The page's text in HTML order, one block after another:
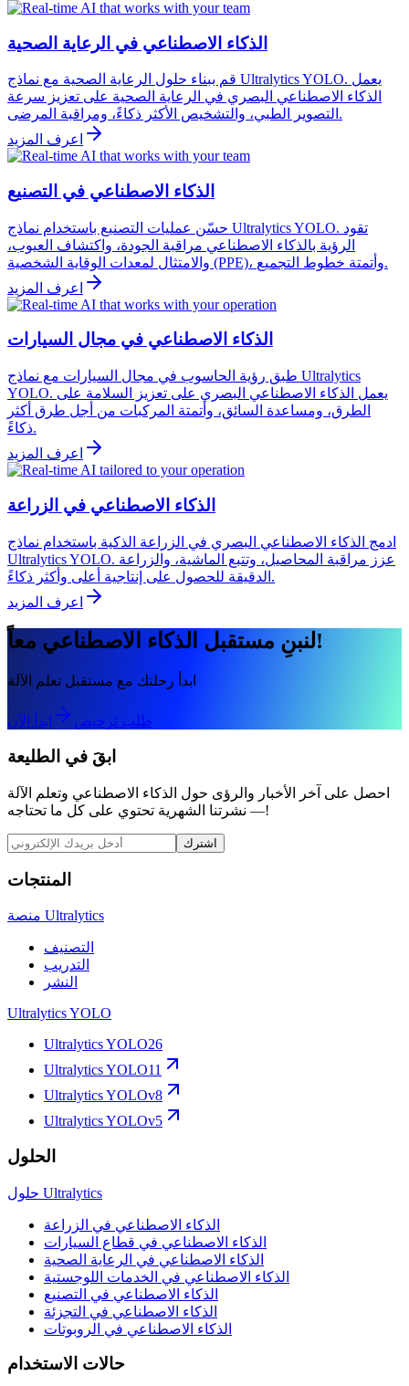
الذكاء الاصطناعي في الرعاية الصحية
قم ببناء حلول الرعاية الصحية مع نماذج Ultralytics YOLO. يعمل
الذكاء الاصطناعي البصري في الرعاية الصحية على تعزيز سرعة
التصوير الطبي، والتشخيص الأكثر ذكاءً، ومراقبة المرضى.
اعرف المزيد
الذكاء الاصطناعي في التصنيع
حسّن عمليات التصنيع باستخدام نماذج Ultralytics YOLO. تقود
الرؤية بالذكاء الاصطناعي مراقبة الجودة، واكتشاف العيوب،
والامتثال لمعدات الوقاية الشخصية (PPE)، وأتمتة خطوط التجميع.
اعرف المزيد
الذكاء الاصطناعي في مجال السيارات
طبق رؤية الحاسوب في مجال السيارات مع نماذج Ultralytics
YOLO. يعمل الذكاء الاصطناعي البصري على تعزيز السلامة على
الطرق، ومساعدة السائق، وأتمتة المركبات من أجل طرق أكثر
ذكاءً.
اعرف المزيد
الذكاء الاصطناعي في الزراعة
ادمج الذكاء الاصطناعي البصري في الزراعة الذكية باستخدام نماذج
Ultralytics YOLO. عزز مراقبة المحاصيل، وتتبع الماشية، والزراعة
الدقيقة للحصول على إنتاجية أعلى وأكثر ذكاءً.
اعرف المزيد
لنبنِ مستقبل الذكاء الاصطناعي معاً!
ابدأ رحلتك مع مستقبل تعلم الآلة
طلب ترخيص ابدأ الآن
ابقَ في الطليعة
احصل على آخر الأخبار والرؤى حول الذكاء الاصطناعي وتعلم الآلة
— نشرتنا الشهرية تحتوي على كل ما تحتاجه!
اشترك
المنتجات
منصة Ultralytics
التصنيف
التدريب
النشر
Ultralytics YOLO
Ultralytics YOLO26
Ultralytics YOLO11
Ultralytics YOLOv8
Ultralytics YOLOv5
الحلول
حلول Ultralytics
الذكاء الاصطناعي في الزراعة
الذكاء الاصطناعي في قطاع السيارات
الذكاء الاصطناعي في الرعاية الصحية
الذكاء الاصطناعي في الخدمات اللوجستية
الذكاء الاصطناعي في التصنيع
الذكاء الاصطناعي في التجزئة
الذكاء الاصطناعي في الروبوتات
حالات الاستخدام